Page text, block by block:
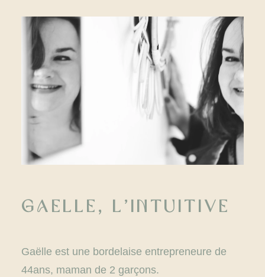
Gaelle, l’intuitive
Gaëlle est une bordelaise entrepreneure de
44ans, maman de 2 garçons.